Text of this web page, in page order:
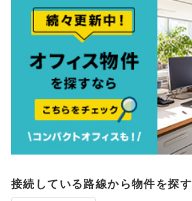
接続している路線から物件を探す